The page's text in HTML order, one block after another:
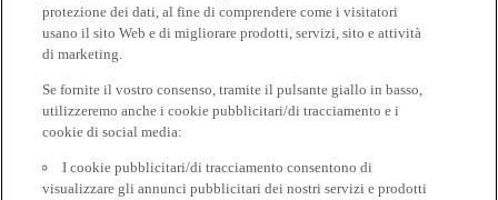
protezione dei dati, al fine di comprendere come i visitatori
usano il sito Web e di migliorare prodotti, servizi, sito e attività
di marketing.
Se fornite il vostro consenso, tramite il pulsante giallo in basso,
utilizzeremo anche i cookie pubblicitari/di tracciamento e i
cookie di social media:
I cookie pubblicitari/di tracciamento consentono di
visualizzare gli annunci pubblicitari dei nostri servizi e prodotti